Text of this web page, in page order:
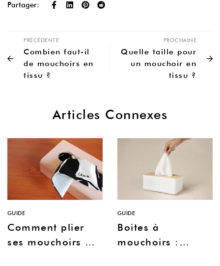
Partager:
PRÉCÉDENTE
Combien faut-il
de mouchoirs en
tissu ?
PROCHAINE
Quelle taille pour
un mouchoir en
tissu ?
Articles Connexes
GUIDE
Comment plier
ses mouchoirs en
GUIDE
Boites à
mouchoirs :